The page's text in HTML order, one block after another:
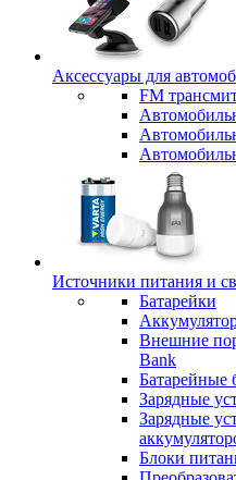
Аксессуары для
FM
Источники питания и
Батарейки
Внешние
Bank
Батарейные
Зарядные
Зарядные
Блоки